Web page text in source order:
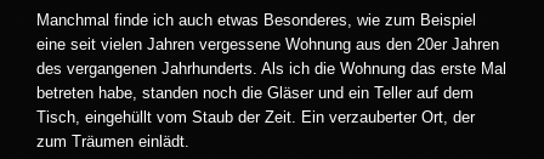
Manchmal finde ich auch etwas Besonderes, wie zum Beispiel
eine seit vielen Jahren vergessene Wohnung aus den 20er Jahren
des vergangenen Jahrhunderts. Als ich die Wohnung das erste Mal
betreten habe, standen noch die Gläser und ein Teller auf dem
Tisch, eingehüllt vom Staub der Zeit. Ein verzauberter Ort, der
zum Träumen einlädt.